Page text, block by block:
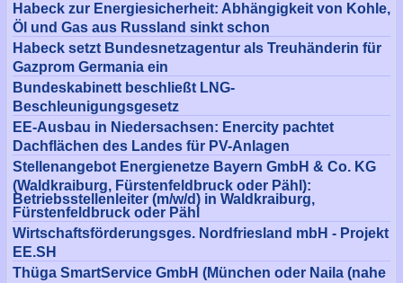
Habeck zur Energiesicherheit: Abhängigkeit von Kohle,
Öl und Gas aus Russland sinkt schon
Habeck setzt Bundesnetzagentur als Treuhänderin für
Gazprom Germania ein
Bundeskabinett beschließt LNG-
Beschleunigungsgesetz
EE-Ausbau in Niedersachsen: Enercity pachtet
Dachflächen des Landes für PV-Anlagen
Stellenangebot Energienetze Bayern GmbH & Co. KG
(Waldkraiburg, Fürstenfeldbruck oder Pähl):
Betriebsstellenleiter (m/w/d) in Waldkraiburg,
Fürstenfeldbruck oder Pähl
Wirtschaftsförderungsges. Nordfriesland mbH - Projekt
EE.SH
Thüga SmartService GmbH (München oder Naila (nahe